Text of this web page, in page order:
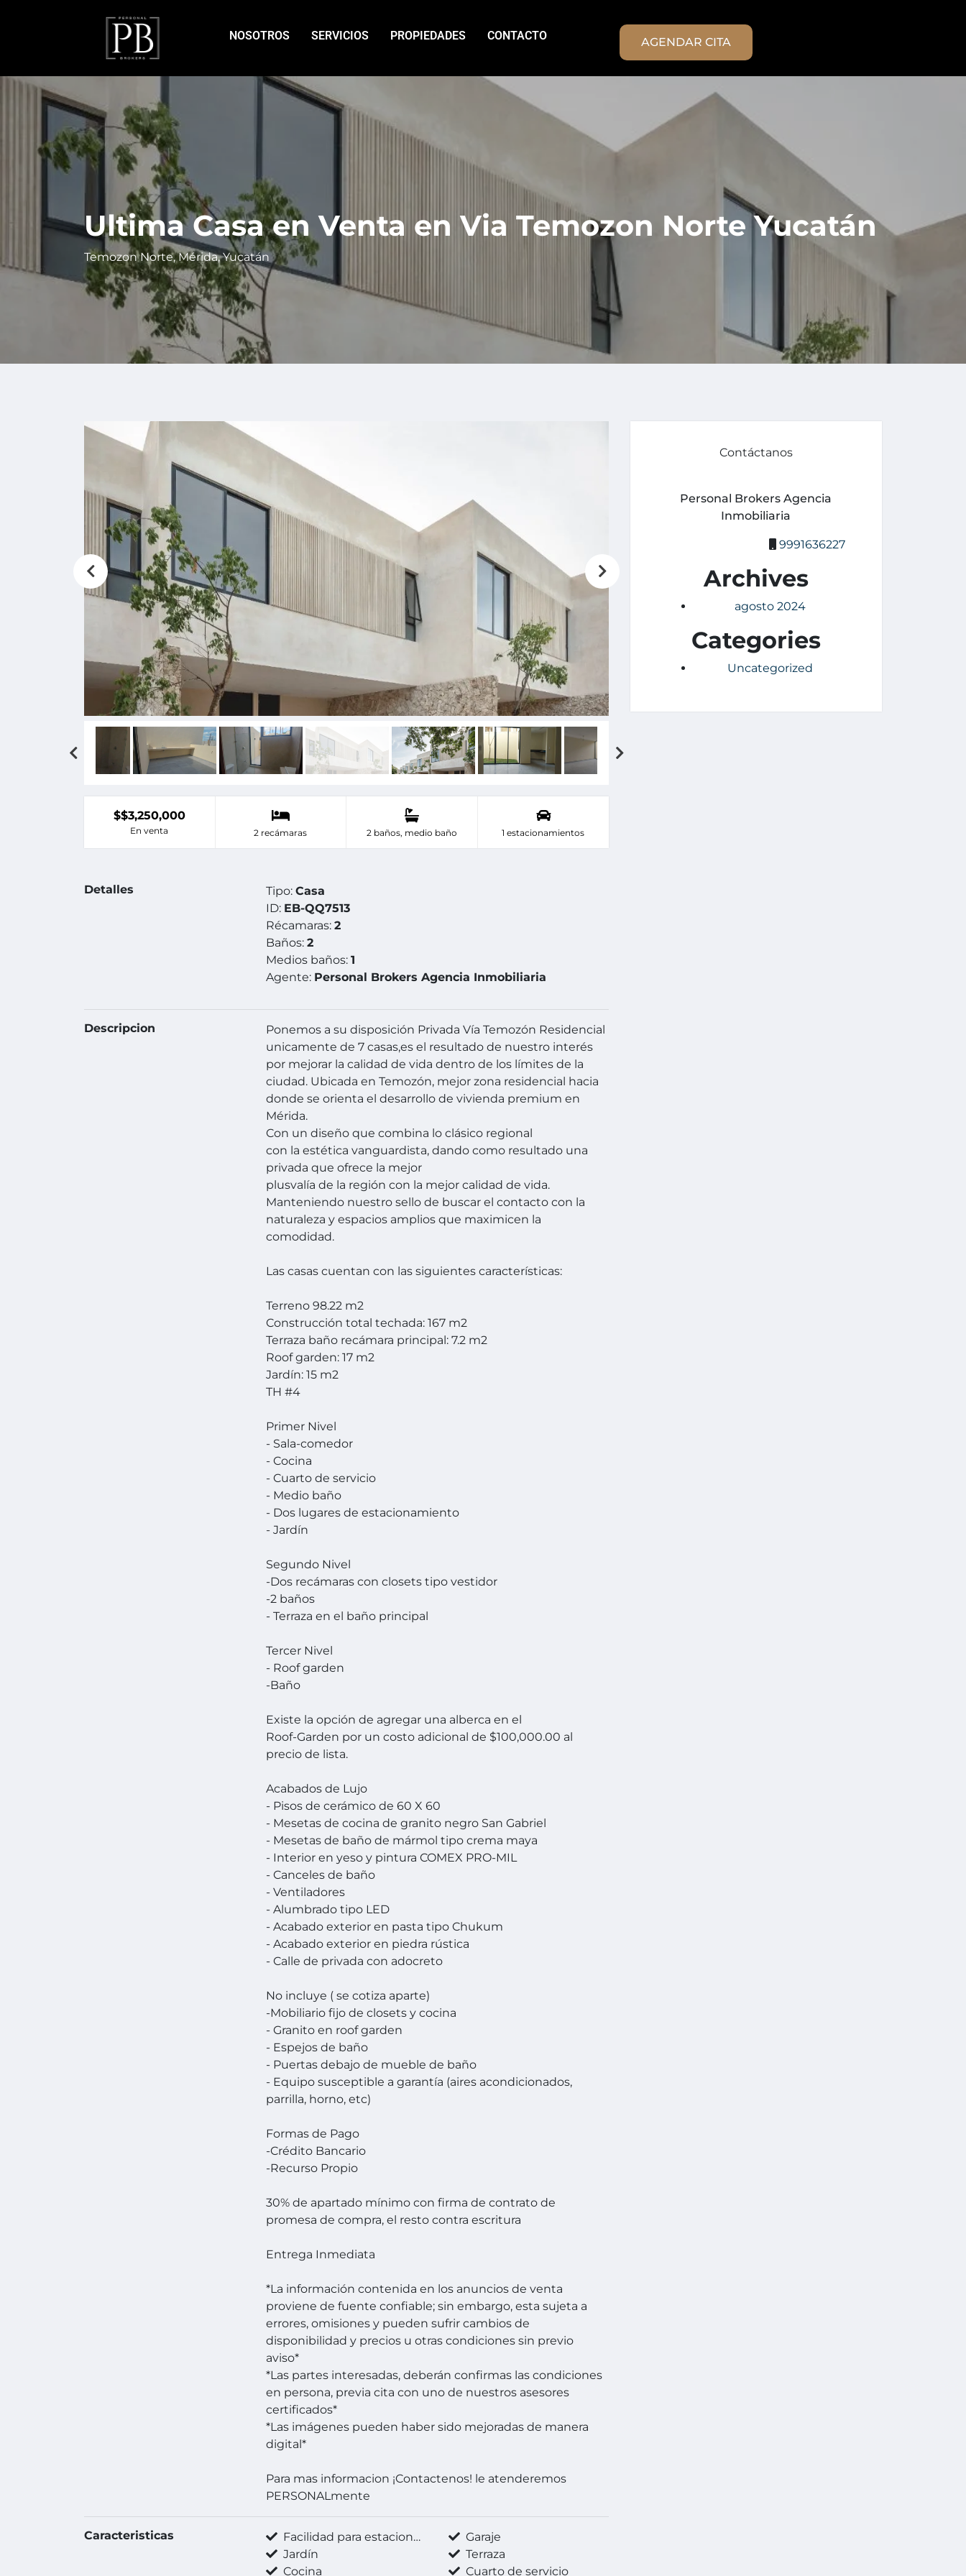
NOSOTROS SERVICIOS PROPIEDADES CONTACTO AGENDAR CITA
Ultima Casa en Venta en Via Temozon Norte Yucatán
Temozon Norte, Mérida, Yucatán
$$3,250,000
En venta 2 recámaras 2 baños, medio baño 1 estacionamientos
Detalles Tipo:Casa
ID: EB-QQ7513
Récamaras:2
Baños:2
Medios baños:1
Agente: Personal Brokers Agencia Inmobiliaria
Descripcion
Ponemos a su disposición Privada Vía Temozón Residencial
unicamente de 7 casas,es el resultado de nuestro interés
por mejorar la calidad de vida dentro de los límites de la
ciudad. Ubicada en Temozón, mejor zona residencial hacia
donde se orienta el desarrollo de vivienda premium en
Mérida.
Con un diseño que combina lo clásico regional
con la estética vanguardista, dando como resultado una
privada que ofrece la mejor
plusvalía de la región con la mejor calidad de vida.
Manteniendo nuestro sello de buscar el contacto con la
naturaleza y espacios amplios que maximicen la
comodidad.
Las casas cuentan con las siguientes características:
Terreno 98.22 m2
Construcción total techada: 167 m2
Terraza baño recámara principal: 7.2 m2
Roof garden: 17 m2
Jardín: 15 m2
TH #4
Primer Nivel
- Sala-comedor
- Cocina
- Cuarto de servicio
- Medio baño
- Dos lugares de estacionamiento
- Jardín
Segundo Nivel
-Dos recámaras con closets tipo vestidor
-2 baños
- Terraza en el baño principal
Tercer Nivel
- Roof garden
-Baño
Existe la opción de agregar una alberca en el
Roof-Garden por un costo adicional de $100,000.00 al
precio de lista.
Acabados de Lujo
- Pisos de cerámico de 60 X 60
- Mesetas de cocina de granito negro San Gabriel
- Mesetas de baño de mármol tipo crema maya
- Interior en yeso y pintura COMEX PRO-MIL
- Canceles de baño
- Ventiladores
- Alumbrado tipo LED
- Acabado exterior en pasta tipo Chukum
- Acabado exterior en piedra rústica
- Calle de privada con adocreto
No incluye ( se cotiza aparte)
-Mobiliario fijo de closets y cocina
- Granito en roof garden
- Espejos de baño
- Puertas debajo de mueble de baño
- Equipo susceptible a garantía (aires acondicionados,
parrilla, horno, etc)
Formas de Pago
-Crédito Bancario
-Recurso Propio
30% de apartado mínimo con firma de contrato de
promesa de compra, el resto contra escritura
Entrega Inmediata
*La información contenida en los anuncios de venta
proviene de fuente confiable; sin embargo, esta sujeta a
errores, omisiones y pueden sufrir cambios de
disponibilidad y precios u otras condiciones sin previo
aviso*
*Las partes interesadas, deberán confirmas las condiciones
en persona, previa cita con uno de nuestros asesores
certificados*
*Las imágenes pueden haber sido mejoradas de manera
digital*
Para mas informacion ¡Contactenos! le atenderemos
PERSONALmente
Caracteristicas Facilidad para estacionarse
Garaje
Jardín
Terraza
Cocina
Cuarto de servicio
Contáctanos
Personal Brokers Agencia
Inmobiliaria
9991636227
Archives
agosto 2024
Categories
Uncategorized